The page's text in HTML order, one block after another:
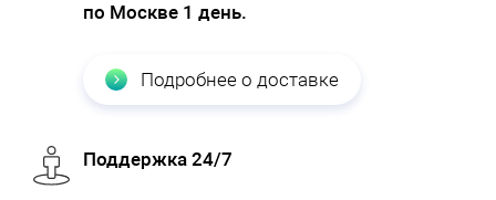
по Москве 1 день.
Подробнее о доставке
Поддержка 24/7